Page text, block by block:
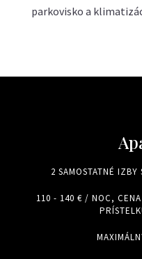
parkovisko a
2 SAMOSTATNÉ IZBY
110 - 140 € / NOC,